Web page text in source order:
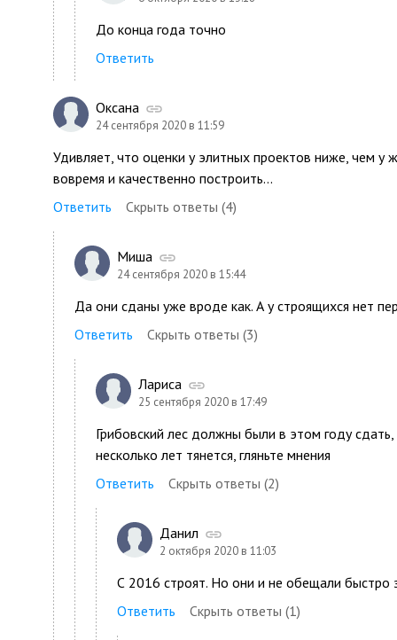
До конца года точно
Ответить
Оксана
24 сентября 2020 в 11:59
Удивляет, что оценки у элитных проектов ниже, чем у
вовремя и качественно построить...
Ответить
Скрыть ответы (4)
Миша
24 сентября 2020 в 15:44
Да они сданы уже вроде как. А у строящихся нет
Ответить
Скрыть ответы (3)
Лариса
25 сентября 2020 в 17:49
Грибовский лес должны были в этом году
несколько лет тянется, гляньте мнения
Ответить
Скрыть ответы (2)
Данил
2 октября 2020 в 11:03
С 2016 строят. Но они и не обещали быстро
Ответить
Скрыть ответы (1)